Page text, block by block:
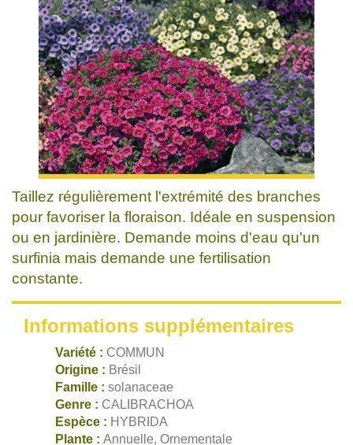
Taillez régulièrement l'extrémité des branches
pour favoriser la floraison. Idéale en suspension
ou en jardinière. Demande moins d'eau qu'un
surfinia mais demande une fertilisation
constante.
Informations supplémentaires
Variété : COMMUN
Origine : Brésil
Famille : solanaceae
Genre : CALIBRACHOA
Espèce : HYBRIDA
Plante : Annuelle, Ornementale